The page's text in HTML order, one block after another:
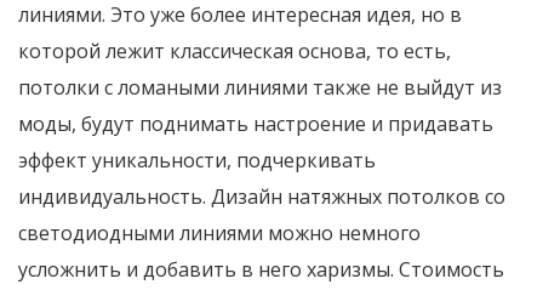
линиями. Это уже более интересная идея, но в
которой лежит классическая основа, то есть,
потолки с ломаными линиями также не выйдут из
моды, будут поднимать настроение и придавать
эффект уникальности, подчеркивать
индивидуальность. Дизайн натяжных потолков со
светодиодными линиями можно немного
усложнить и добавить в него харизмы. Стоимость